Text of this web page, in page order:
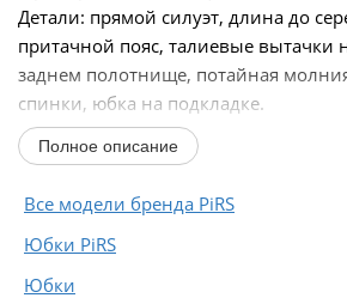
Детали: прямой силуэт, длина до
притачной пояс, талиевые вытачки
заднем полотнище, потайная
спинки, юбка на подкладке.
Длина по боковому шву с поясом...
Полное описание
Все модели бренда PiRS
Юбки PiRS
Юбки